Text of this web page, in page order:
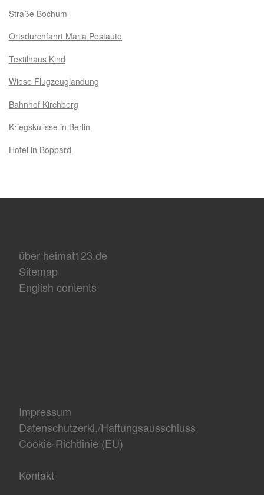
Straße Bochum
Ortsdurchfahrt Maria Postauto
Textilhaus Kind
Wiese Flugzeuglandung
Bahnhof Kirchberg
Kriegskulisse in Berlin
Hotel in Boppard
über heimat123.de
Sitemap
English contents
Impressum
Datenschutzerkl./Haftungsausschluss
Cookie-Richtlinie (EU)
Kontakt